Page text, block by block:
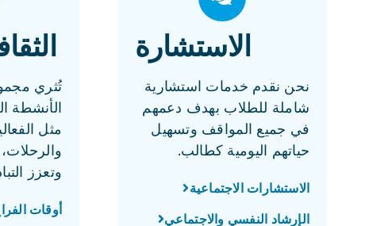
الاستشارة
نحن نقدم خدمات استشارية
شاملة للطلاب بهدف دعمهم
في جميع المواقف وتسهيل
حياتهم اليومية كطالب.
الاستشارات الاجتماعية
الإرشاد النفسي والاجتماعي
تُثري
الأنشطة
مثل
والرحلات،
وتعزز
أوقات